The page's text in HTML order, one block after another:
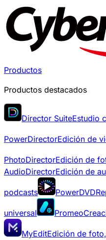
Productos
Productos destacados
Director SuiteEstudio
PowerDirectorEdición de
PhotoDirectorEdición de
AudioDirectorEdición de
podcasts PowerDVD
universal Promeo
MyEditEdición de